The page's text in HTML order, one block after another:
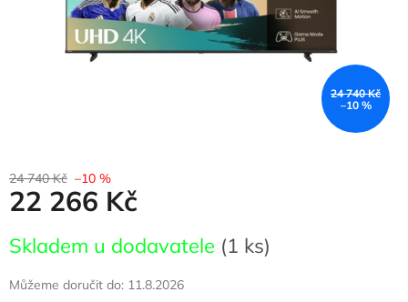
24 740 Kč
–10 %
24 740 Kč –10 %
22 266 Kč
cena:
Skladem u dodavatele (1 ks)
Můžeme doručit do: 11.8.2026